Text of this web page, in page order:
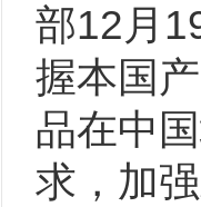
部12月
握本国
品在中
求，加